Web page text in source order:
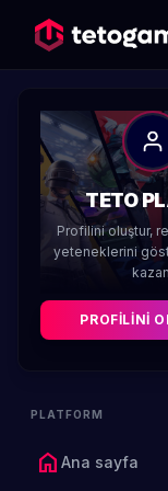
TETO
Profilini oluştur,
yeteneklerini
PROFILINI
PLATFORM
home Ana sayfa